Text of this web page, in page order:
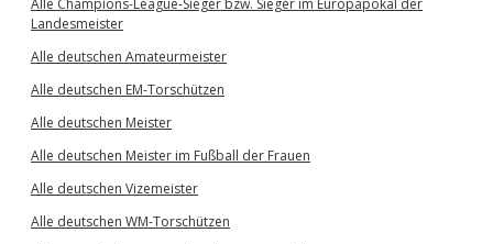
Alle Champions-League-Sieger bzw. Sieger im Europapokal der
Landesmeister
Alle deutschen Amateurmeister
Alle deutschen EM-Torschützen
Alle deutschen Meister
Alle deutschen Meister im Fußball der Frauen
Alle deutschen Vizemeister
Alle deutschen WM-Torschützen